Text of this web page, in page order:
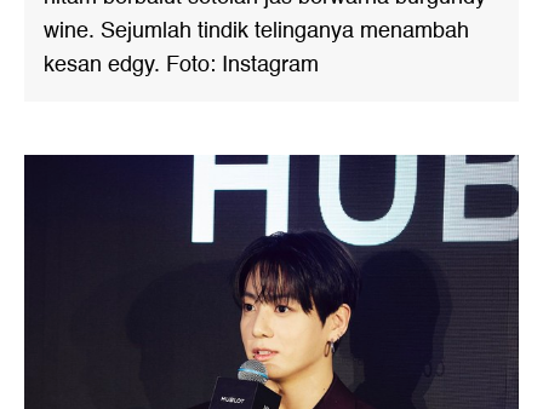
wine. Sejumlah tindik telinganya menambah
kesan edgy. Foto: Instagram